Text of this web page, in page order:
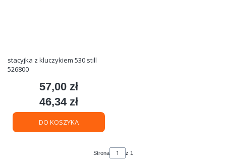
stacyjka z kluczykiem 530 still
526800
Cena
57,00 zł
Cena
46,34 zł
DO KOSZYKA
Strona z 1